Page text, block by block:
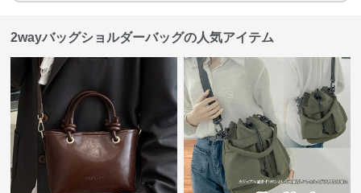
2wayバッグショルダーバッグの人気アイテム